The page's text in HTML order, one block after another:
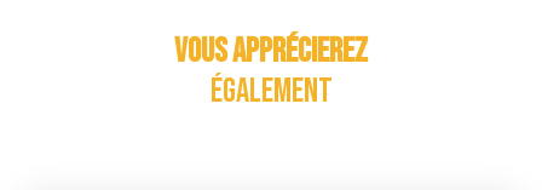
Vous apprécierez
également